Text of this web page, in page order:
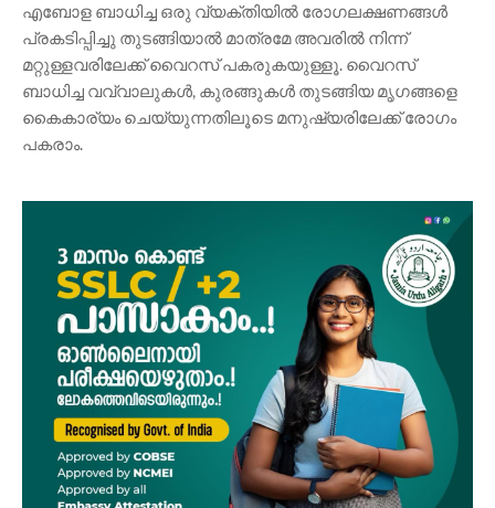
എബോള ബാധിച്ച ഒരു വ്യക്തിയിൽ രോഗലക്ഷണങ്ങൾ
പ്രകടിപ്പിച്ചു തുടങ്ങിയാൽ മാത്രമേ അവരിൽ നിന്ന്
മറ്റുള്ളവരിലേക്ക് വൈറസ് പകരുകയുള്ളൂ. വൈറസ്
ബാധിച്ച വവ്വാലുകൾ, കുരങ്ങുകൾ തുടങ്ങിയ മൃഗങ്ങളെ
കൈകാര്യം ചെയ്യുന്നതിലൂടെ മനുഷ്യരിലേക്ക് രോഗം
പകരാം.